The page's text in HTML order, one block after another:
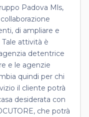
Padova Mls,
di ampliare e
attività è
detentrice
e le agenzie
quindi per chi
il cliente potrà
desiderata con
che potrà